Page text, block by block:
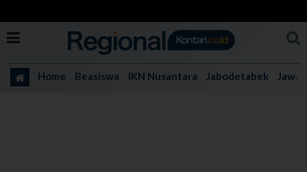
Home Beasiswa IKN Nusantara Jabodetabek Jawa